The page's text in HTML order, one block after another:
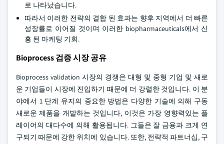
로 나타났습니다.
따라서 이러한 전략의 결합 된 효과는 향후 지역에서 더 빠른
성장률로 이어질 것이며 이러한 biopharmaceuticals에서 신
흥 된 마케팅 기회.
Bioprocess 검증 시장 공유
Bioprocess validation 시장의 경쟁은 대형 및 중형 기업 및 새로
운 기업들이 시장에 진입하기 때문에 더 강렬한 것입니다. 이 분
야에서 1 단계 유지의 중요한 방법은 다양한 기술에 의해 구동
새로운 제품을 개발하는 것입니다, 이것은 가장 영향력있는 플
레이어의 대다수에 의해 활용됩니다. 그들은 잘 금융과 크게 연
구되기 때문에 강한 위치에 있습니다. 또한, 전략적 파트너십, 구